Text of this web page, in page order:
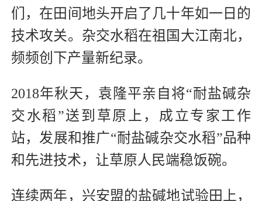
们，在田间地头开启了几十年如一日的
技术攻关。杂交水稻在祖国大江南北，
频频创下产量新纪录。
2018年秋天，袁隆平亲自将“耐盐碱杂
交水稻”送到草原上，成立专家工作
站，发展和推广“耐盐碱杂交水稻”品种
和先进技术，让草原人民端稳饭碗。
连续两年，兴安盟的盐碱地试验田上，